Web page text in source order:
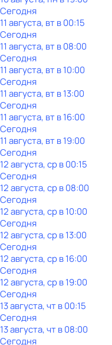
Сегодня
11 августа, вт в 00:15
Сегодня
11 августа, вт в 08:00
Сегодня
11 августа, вт в 10:00
Сегодня
11 августа, вт в 13:00
Сегодня
11 августа, вт в 16:00
Сегодня
11 августа, вт в 19:00
Сегодня
12 августа, ср в 00:15
Сегодня
12 августа, ср в 08:00
Сегодня
12 августа, ср в 10:00
Сегодня
12 августа, ср в 13:00
Сегодня
12 августа, ср в 16:00
Сегодня
12 августа, ср в 19:00
Сегодня
13 августа, чт в 00:15
Сегодня
13 августа, чт в 08:00
Сегодня